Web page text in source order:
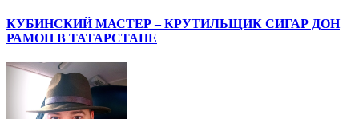
КУБИНСКИЙ МАСТЕР – КРУТИЛЬЩИК СИГАР ДОН
РАМОН В ТАТАРСТАНЕ